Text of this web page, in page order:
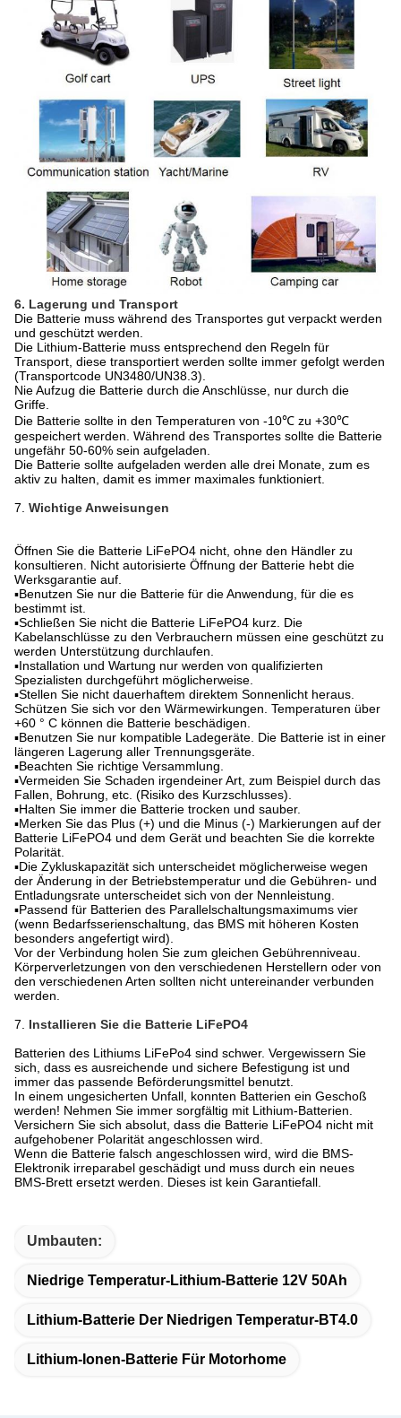
6. Lagerung und Transport
Die Batterie muss während des Transportes gut verpackt werden
und geschützt werden.
Die Lithium-Batterie muss entsprechend den Regeln für
Transport, diese transportiert werden sollte immer gefolgt werden
(Transportcode UN3480/UN38.3).
Nie Aufzug die Batterie durch die Anschlüsse, nur durch die
Griffe.
Die Batterie sollte in den Temperaturen von -10℃ zu +30℃
gespeichert werden. Während des Transportes sollte die Batterie
ungefähr 50-60% sein aufgeladen.
Die Batterie sollte aufgeladen werden alle drei Monate, zum es
aktiv zu halten, damit es immer maximales funktioniert.
7. Wichtige Anweisungen
Öffnen Sie die Batterie LiFePO4 nicht, ohne den Händler zu
konsultieren. Nicht autorisierte Öffnung der Batterie hebt die
Werksgarantie auf.
▪Benutzen Sie nur die Batterie für die Anwendung, für die es
bestimmt ist.
▪Schließen Sie nicht die Batterie LiFePO4 kurz. Die
Kabelanschlüsse zu den Verbrauchern müssen eine geschützt zu
werden Unterstützung durchlaufen.
▪Installation und Wartung nur werden von qualifizierten
Spezialisten durchgeführt möglicherweise.
▪Stellen Sie nicht dauerhaftem direktem Sonnenlicht heraus.
Schützen Sie sich vor den Wärmewirkungen. Temperaturen über
+60 ° C können die Batterie beschädigen.
▪Benutzen Sie nur kompatible Ladegeräte. Die Batterie ist in einer
längeren Lagerung aller Trennungsgeräte.
▪Beachten Sie richtige Versammlung.
▪Vermeiden Sie Schaden irgendeiner Art, zum Beispiel durch das
Fallen, Bohrung, etc. (Risiko des Kurzschlusses).
▪Halten Sie immer die Batterie trocken und sauber.
▪Merken Sie das Plus (+) und die Minus (-) Markierungen auf der
Batterie LiFePO4 und dem Gerät und beachten Sie die korrekte
Polarität.
▪Die Zykluskapazität sich unterscheidet möglicherweise wegen
der Änderung in der Betriebstemperatur und die Gebühren- und
Entladungsrate unterscheidet sich von der Nennleistung.
▪Passend für Batterien des Parallelschaltungsmaximums vier
(wenn Bedarfsserienschaltung, das BMS mit höheren Kosten
besonders angefertigt wird).
Vor der Verbindung holen Sie zum gleichen Gebührenniveau.
Körperverletzungen von den verschiedenen Herstellern oder von
den verschiedenen Arten sollten nicht untereinander verbunden
werden.
7. Installieren Sie die Batterie LiFePO4
Batterien des Lithiums LiFePo4 sind schwer. Vergewissern Sie
sich, dass es ausreichende und sichere Befestigung ist und
immer das passende Beförderungsmittel benutzt.
In einem ungesicherten Unfall, konnten Batterien ein Geschoß
werden! Nehmen Sie immer sorgfältig mit Lithium-Batterien.
Versichern Sie sich absolut, dass die Batterie LiFePO4 nicht mit
aufgehobener Polarität angeschlossen wird.
Wenn die Batterie falsch angeschlossen wird, wird die BMS-
Elektronik irreparabel geschädigt und muss durch ein neues
BMS-Brett ersetzt werden. Dieses ist kein Garantiefall.
Umbauten:
Niedrige Temperatur-Lithium-Batterie 12V 50Ah
Lithium-Batterie Der Niedrigen Temperatur-BT4.0
Lithium-Ionen-Batterie Für Motorhome